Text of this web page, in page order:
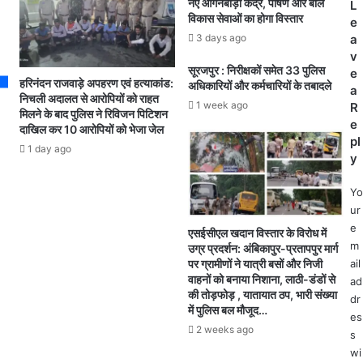
सो
स्जि
दों
औ
सी
सा
रा
हरिनंदन राजवाड़े अपहरण एवं हत्याकांड:
निचली अदालत से आरोपियों को राहत
मिलने के बाद पुलिस ने रिविजन पिटिशन
दाखिल कर 10 आरोपियों को भेजा जेल
1 day ago
नए आंगनबाड़ी केंद्र, पोषण और बाल
विकास सेवाओं का होगा विस्तार
3 days ago
सूरजपुर : निरीक्षकों समेत 33 पुलिस
अधिकारियों और कर्मचारियों के तबादले
1 week ago
एसईसीएल खदान विस्तार के विरोध में
उग्र प्रदर्शन: अंबिकापुर-प्रतापपुर मार्ग
पर ग्रामीणों ने यात्री बसों और निजी
वाहनों को बनाया निशाना, लाठी-डंडों से
की तोड़फोड़ , यातायात ठप, भारी संख्या
में पुलिस बल मौजूद…
2 weeks ago
L
e
a
v
e
a
R
e
pl
y
Yo
ur
e
m
ail
ad
dr
es
s
wi